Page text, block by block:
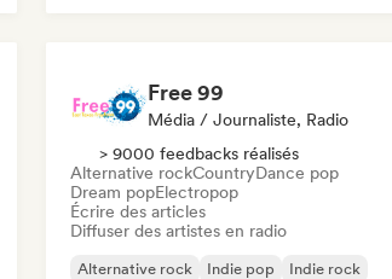
Free 99
Média / Journaliste, Radio
> 9000 feedbacks réalisés
Alternative rockCountryDance pop
Dream popElectropop
Écrire des articles
Diffuser des artistes en radio
Alternative rock Indie pop
Indie rock